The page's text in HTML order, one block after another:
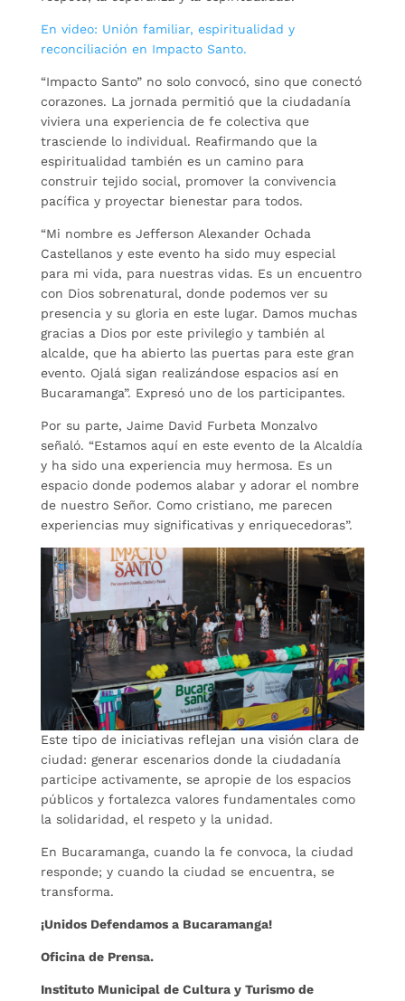
En video: Unión familiar, espiritualidad y
reconciliación en Impacto Santo.
“Impacto Santo” no solo convocó, sino que conectó
corazones. La jornada permitió que la ciudadanía
viviera una experiencia de fe colectiva que
trasciende lo individual. Reafirmando que la
espiritualidad también es un camino para
construir tejido social, promover la convivencia
pacífica y proyectar bienestar para todos.
“Mi nombre es Jefferson Alexander Ochada
Castellanos y este evento ha sido muy especial
para mi vida, para nuestras vidas. Es un encuentro
con Dios sobrenatural, donde podemos ver su
presencia y su gloria en este lugar. Damos muchas
gracias a Dios por este privilegio y también al
alcalde, que ha abierto las puertas para este gran
evento. Ojalá sigan realizándose espacios así en
Bucaramanga”. Expresó uno de los participantes.
Por su parte, Jaime David Furbeta Monzalvo
señaló. “Estamos aquí en este evento de la Alcaldía
y ha sido una experiencia muy hermosa. Es un
espacio donde podemos alabar y adorar el nombre
de nuestro Señor. Como cristiano, me parecen
experiencias muy significativas y enriquecedoras”.
Este tipo de iniciativas reflejan una visión clara de
ciudad: generar escenarios donde la ciudadanía
participe activamente, se apropie de los espacios
públicos y fortalezca valores fundamentales como
la solidaridad, el respeto y la unidad.
En Bucaramanga, cuando la fe convoca, la ciudad
responde; y cuando la ciudad se encuentra, se
transforma.
¡Unidos Defendamos a Bucaramanga!
Oficina de Prensa.
Instituto Municipal de Cultura y Turismo de